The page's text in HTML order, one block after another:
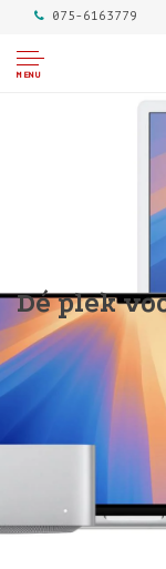
075-6163779
MENU
Dé plek